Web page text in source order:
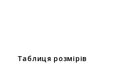
Таблиця розмірів